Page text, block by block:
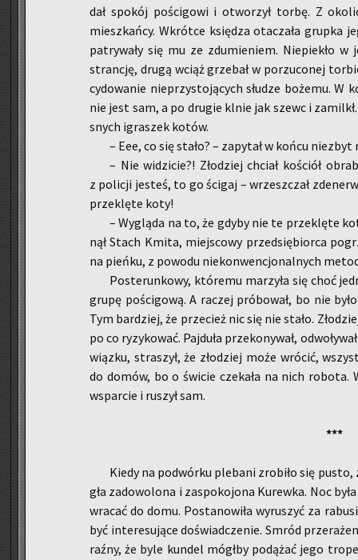
dał spo­kój po­ści­go­wi i otwo­rzył torbę. Z
miesz­kań­cy. Wkrót­ce księ­dza ota­cza­ła
pa­try­wa­ły się mu ze zdu­mie­niem. Nie­pie­kło
stran­cję, drugą wciąż grze­bał w po­rzu­co­nej
cy­do­wa­nie nie­przy­sto­ją­cych słu­dze bo­że­mu. W
nie jest sam, a po dru­gie klnie jak szewc i
snych igra­szek kotów.
– Eee, co się stało? – za­py­tał w końcu
– Nie wi­dzi­cie?! Zło­dziej chciał ko­ściół
z po­li­cji je­steś, to go ści­gaj – wrzesz­czał
prze­klę­te koty!
– Wy­glą­da na to, że gdyby nie te prze­klę­te
nął Stach Kmita, miej­sco­wy przed­się­bior­ca
na pień­ku, z po­wo­du nie­kon­wen­cjo­nal­nych
Po­ste­run­ko­wy, któ­re­mu ma­rzy­ła się choć
grupę po­ści­go­wą. A ra­czej pró­bo­wał, bo nie
Tym bar­dziej, że prze­cież nic się nie stało.
po co ry­zy­ko­wać. Paj­du­ła prze­ko­ny­wał,
wiąz­ku, stra­szył, że zło­dziej może wró­cić,
do domów, bo o świ­cie cze­ka­ła na nich ro­bo­ta.
wspar­cie i ru­szył sam.
***
Kiedy na po­dwór­ku ple­ba­ni zro­bi­ło się
gła za­do­wo­lo­na i za­spo­ko­jo­na Ku­rew­ka. Noc
wra­cać do domu. Po­sta­no­wi­ła wy­ru­szyć za
być in­te­re­su­ją­ce do­świad­cze­nie. Smród
raź­ny, że byle kun­del mógł­by po­dą­żać jego